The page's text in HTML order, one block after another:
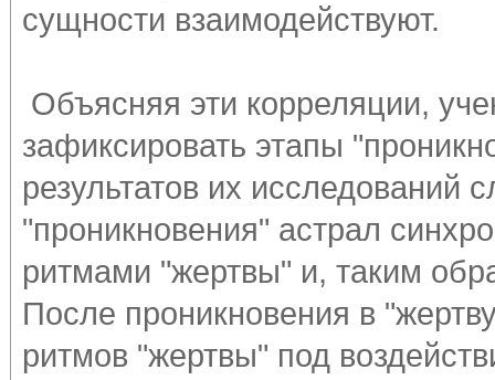
сущности взаимодействуют.
Объясняя эти корреляции,
зафиксировать этапы
результатов их исследований
"проникновения" астрал
ритмами "жертвы" и, таким
После проникновения в
ритмов "жертвы" под